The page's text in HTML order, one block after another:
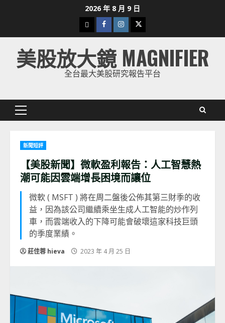
2026 年 8 月 9 日
下
載
美
股
Facebook
Instagram
Twitter
美股放大鏡 MAGNIFIER
全台最大美股研究報告平台
Primary
新聞短評
【美股新聞】微軟盈利報告：人工智慧熱
潮可能因雲端增長困境而讓位
微軟 ( MSFT ) 將在周二盤後公佈其第三財季的收
益，因為該公司繼續乘坐生成人工智能的炒作列
車，而雲端收入的下降可能會破壞這家科技巨頭
的季度業績。
莊佳蓉 hieva 2023 年 4 月 25 日